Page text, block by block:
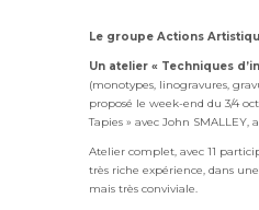
Le groupe Actions
Un atelier « Techniques
(monotypes, linogravures,
proposé le week-end du 3/4
Tapies » avec John SMALLEY,
Atelier complet, avec 11
très riche expérience, dans
mais très conviviale.